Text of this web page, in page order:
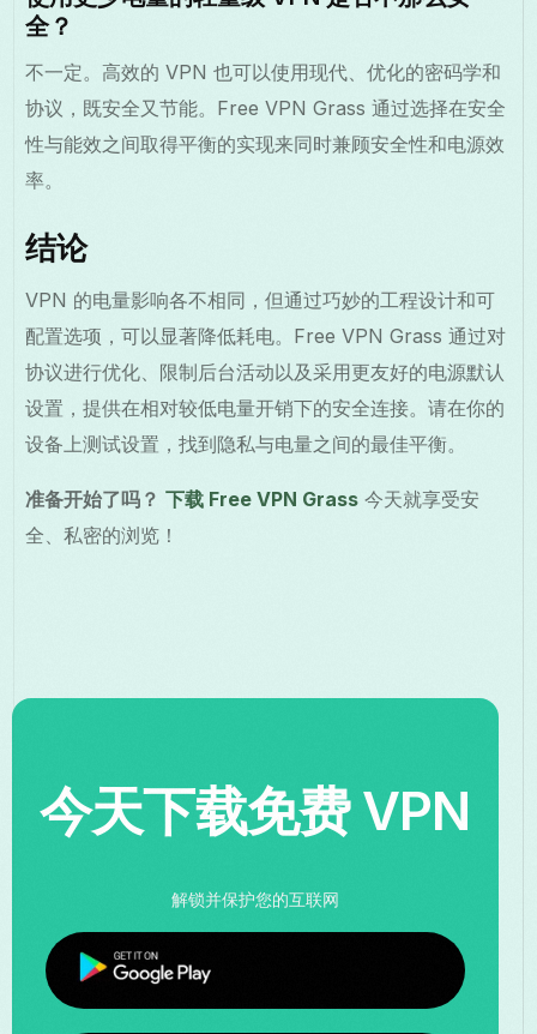
全？
不一定。高效的 VPN 也可以使用现代、优化的密码学和
协议，既安全又节能。Free VPN Grass 通过选择在安全
性与能效之间取得平衡的实现来同时兼顾安全性和电源效
率。
结论
VPN 的电量影响各不相同，但通过巧妙的工程设计和可
配置选项，可以显著降低耗电。Free VPN Grass 通过对
协议进行优化、限制后台活动以及采用更友好的电源默认
设置，提供在相对较低电量开销下的安全连接。请在你的
设备上测试设置，找到隐私与电量之间的最佳平衡。
准备开始了吗？ 下载 Free VPN Grass 今天就享受安
全、私密的浏览！
今天下载免费 VPN
解锁并保护您的互联网